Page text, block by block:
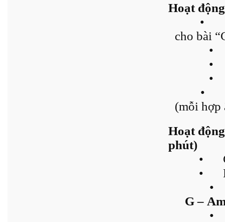
Hoạt
•
cho bài
•
•
•
•
(mỗi hợp
Hoạt
phút)
•
•
•
G –
•